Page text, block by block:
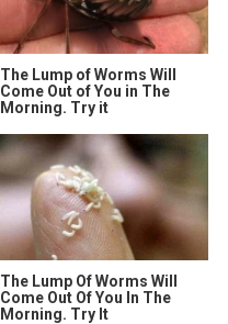
The Lump of Worms Will
Come Out of You in The
Morning. Try it
The Lump Of Worms Will
Come Out Of You In The
Morning. Try It